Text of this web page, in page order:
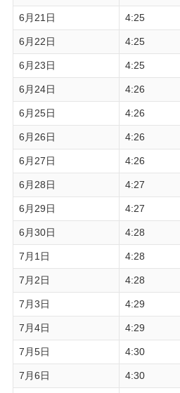
6月21日 4:25
6月22日 4:25
6月23日 4:25
6月24日 4:26
6月25日 4:26
6月26日 4:26
6月27日 4:26
6月28日 4:27
6月29日 4:27
6月30日 4:28
7月1日 4:28
7月2日 4:28
7月3日 4:29
7月4日 4:29
7月5日 4:30
7月6日 4:30